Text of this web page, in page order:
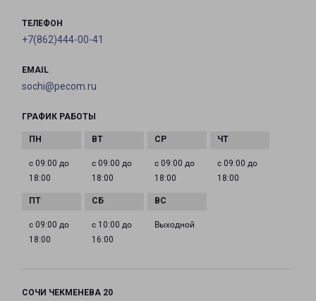
ТЕЛЕФОН
+7(862)444-00-41
EMAIL
sochi@pecom.ru
ГРАФИК РАБОТЫ
с 09:00 до
18:00
с 09:00 до
18:00
с 09:00 до
18:00
с 09:00 до
18:00
с 09:00 до
18:00
с 10:00 до
16:00
Выходной
СОЧИ ЧЕКМЕНЕВА 20